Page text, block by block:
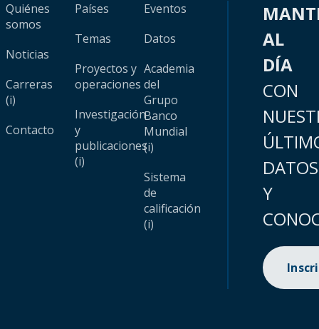
Quiénes
somos
Noticias
Carreras
(i)
Contacto
Países
Temas
Proyectos y
operaciones
Investigación
y
publicaciones
(i)
Eventos
Datos
Academia
del
Grupo
Banco
Mundial
(i)
Sistema
de
calificación
(i)
AL
DÍA
CON
DATOS
Y